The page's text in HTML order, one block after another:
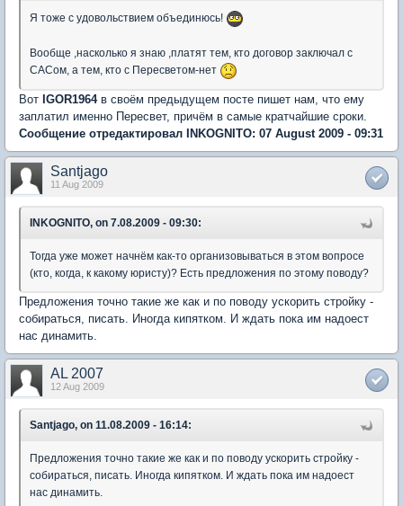
Я тоже с удовольствием объединюсь!
Вообще ,насколько я знаю ,платят тем, кто договор заключал с
САСом, а тем, кто с Пересветом-нет
Вот IGOR1964в своём предыдущем посте пишет нам, что ему
заплатил именно Пересвет, причём в самые кратчайшие сроки.
Сообщение отредактировал INKOGNITO: 07 August 2009 - 09:31
Santjago
11 Aug 2009
INKOGNITO, on 7.08.2009 - 09:30:
Тогда уже может начнём как-то организовываться в этом вопросе
(кто, когда, к какому юристу)? Есть предложения по этому поводу?
Предложения точно такие же как и по поводу ускорить стройку -
собираться, писать. Иногда кипятком. И ждать пока им надоест
нас динамить.
AL 2007
12 Aug 2009
Santjago, on 11.08.2009 - 16:14:
Предложения точно такие же как и по поводу ускорить стройку -
собираться, писать. Иногда кипятком. И ждать пока им надоест
нас динамить.